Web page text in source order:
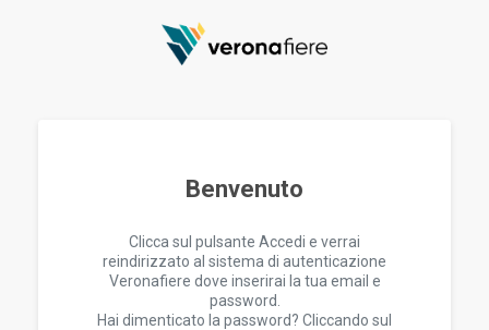
Benvenuto
Clicca sul pulsante Accedi e verrai
reindirizzato al sistema di autenticazione
Veronafiere dove inserirai la tua email e
password.
Hai dimenticato la password? Cliccando sul